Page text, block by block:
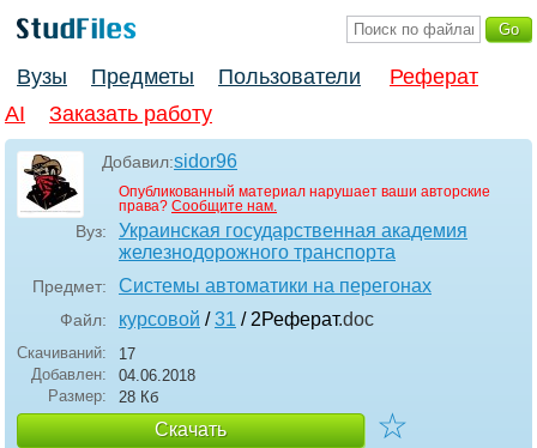
Вузы Предметы Пользователи
Реферат
AI
Заказать работу
Добавил:sidor96
Опубликованный материал нарушает ваши авторские
права? Сообщите нам.
Вуз:
Украинская государственная академия
железнодорожного транспорта
Предмет: Системы автоматики на перегонах
Файл: курсовой /31 / 2Реферат.doc
Скачиваний:
17
Добавлен:
04.06.2018
Размер:
28 Кб
Скачать ☆